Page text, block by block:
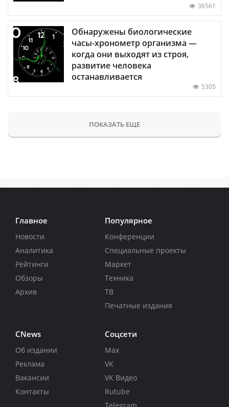
36561
Обнаружены биологические
часы-хронометр организма —
когда они выходят из строя,
развитие человека
останавливается
5305
ПОКАЗАТЬ ЕЩЕ
Главное
Новости
Аналитика
Рейтинги
Обзоры
Архив
Популярное
Конференции
Специальные проекты
Маркет
Техника
ТВ
Печатные издания
CNews
Об издании
Реклама
Вакансии
Контакты
Соцсети
Max
VK
VK Видео
Rutube